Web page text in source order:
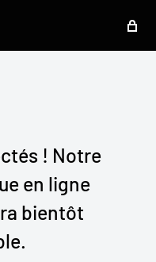
! Notre
en ligne
bientôt